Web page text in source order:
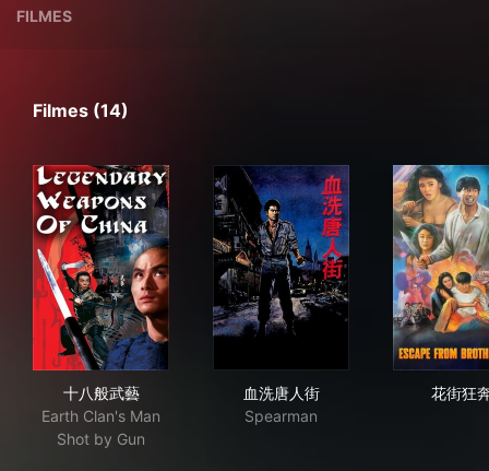
FILMES
Filmes (14)
十八般武藝
Earth Clan's Man
Shot by Gun
血洗唐人街
Spearman
花街狂